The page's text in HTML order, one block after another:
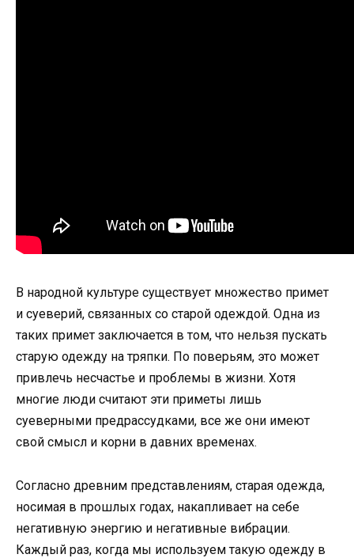
В народной культуре существует множество примет
и суеверий, связанных со старой одеждой. Одна из
таких примет заключается в том, что нельзя пускать
старую одежду на тряпки. По поверьям, это может
привлечь несчастье и проблемы в жизни. Хотя
многие люди считают эти приметы лишь
суеверными предрассудками, все же они имеют
свой смысл и корни в давних временах.
Согласно древним представлениям, старая одежда,
носимая в прошлых годах, накапливает на себе
негативную энергию и негативные вибрации.
Каждый раз, когда мы используем такую одежду в